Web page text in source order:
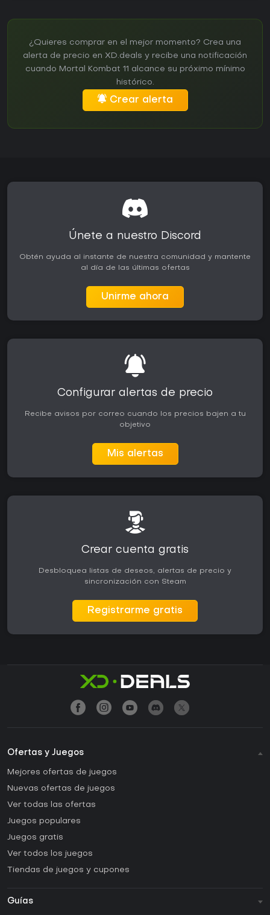
¿Quieres comprar en el mejor momento? Crea una
alerta de precio en XD.deals y recibe una notificación
cuando Mortal Kombat 11 alcance su próximo mínimo
histórico.
Crear alerta
Únete a nuestro Discord
Obtén ayuda al instante de nuestra comunidad y mantente
al día de las últimas ofertas
Unirme ahora
Configurar alertas de precio
Recibe avisos por correo cuando los precios bajen a tu
objetivo
Mis alertas
Crear cuenta gratis
Desbloquea listas de deseos, alertas de precio y
sincronización con Steam
Registrarme gratis
Ofertas y Juegos
Mejores ofertas de juegos
Nuevas ofertas de juegos
Ver todas las ofertas
Juegos populares
Juegos gratis
Ver todos los juegos
Tiendas de juegos y cupones
Guías